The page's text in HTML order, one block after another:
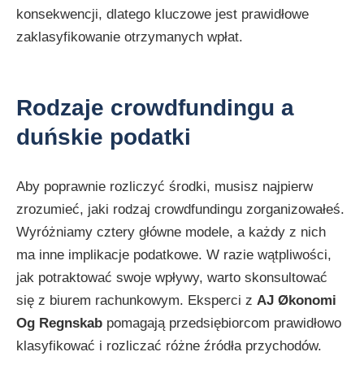
konsekwencji, dlatego kluczowe jest prawidłowe
zaklasyfikowanie otrzymanych wpłat.
Rodzaje crowdfundingu a
duńskie podatki
Aby poprawnie rozliczyć środki, musisz najpierw
zrozumieć, jaki rodzaj crowdfundingu zorganizowałeś.
Wyróżniamy cztery główne modele, a każdy z nich
ma inne implikacje podatkowe. W razie wątpliwości,
jak potraktować swoje wpływy, warto skonsultować
się z biurem rachunkowym. Eksperci z AJ Økonomi
Og Regnskab pomagają przedsiębiorcom prawidłowo
klasyfikować i rozliczać różne źródła przychodów.